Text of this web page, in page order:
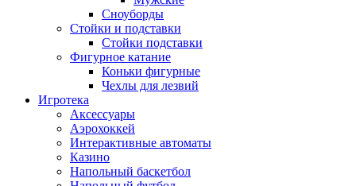
Сноуборды
Стойки и подставки
Cтойки подставки
Фигурное катание
Коньки фигурные
Чехлы для лезвий
Игротека
Аксессуары
Аэрохоккей
Интерактивные автоматы
Казино
Напольный баскетбол